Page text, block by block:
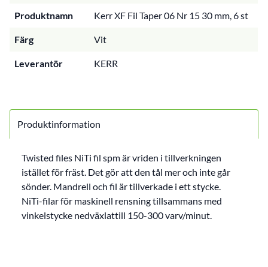
Produktnamn Kerr XF Fil Taper 06 Nr 15 30 mm, 6 st
Färg Vit
Leverantör KERR
Produktinformation
Twisted files NiTi fil spm är vriden i tillverkningen
istället för fräst. Det gör att den tål mer och inte går
sönder. Mandrell och fil är tillverkade i ett stycke.
NiTi-filar för maskinell rensning tillsammans med
vinkelstycke nedväxlattill 150-300 varv/minut.